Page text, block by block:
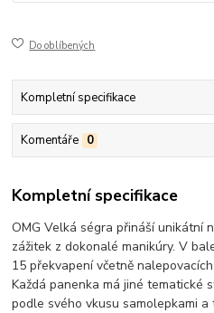
Do oblíbených
Kompletní specifikace
Komentáře 0
Kompletní specifikace
OMG Velká ségra přináší unikátní
zážitek z dokonalé manikúry. V
15 překvapení včetně
Každá panenka má jiné tematické
podle svého vkusu samolepkami a